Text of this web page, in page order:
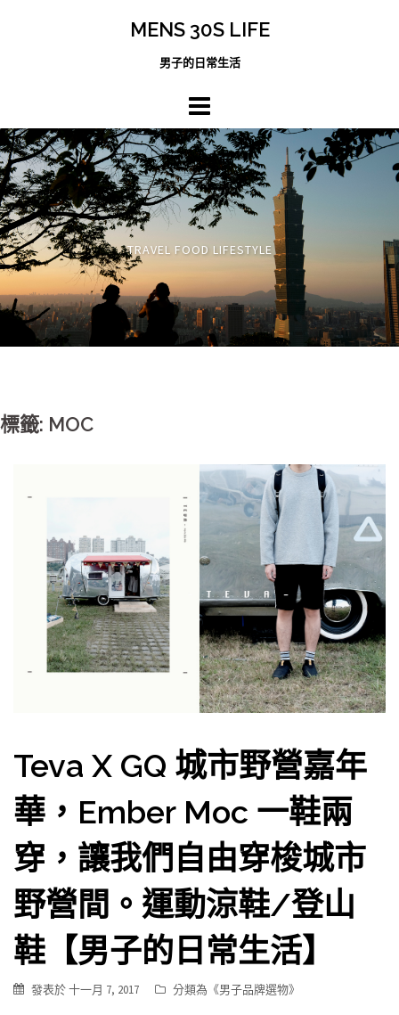
MENS 30S LIFE
男子的日常生活
TRAVEL FOOD LIFESTYLE
標籤: MOC
Teva X GQ 城市野營嘉年
華，Ember Moc 一鞋兩
穿，讓我們自由穿梭城市
野營間。運動涼鞋/登山
鞋【男子的日常生活】
發表於十一月 7, 2017 分類為《男子品牌選物》